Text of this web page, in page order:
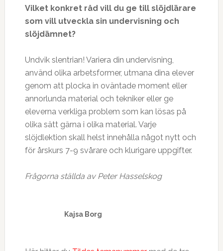
Vilket konkret råd vill du ge till slöjdlärare
som vill utveckla sin undervisning och
slöjdämnet?
Undvik slentrian! Variera din undervisning,
använd olika arbetsformer, utmana dina elever
genom att plocka in oväntade moment eller
annorlunda material och tekniker eller ge
eleverna verkliga problem som kan lösas på
olika sätt gärna i olika material. Varje
slöjdlektion skall helst innehålla något nytt och
för årskurs 7-9 svårare och klurigare uppgifter.
Frågorna ställda av Peter Hasselskog
Kajsa Borg